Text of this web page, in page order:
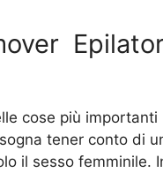
cose più
tener conto di
il sesso femminile.